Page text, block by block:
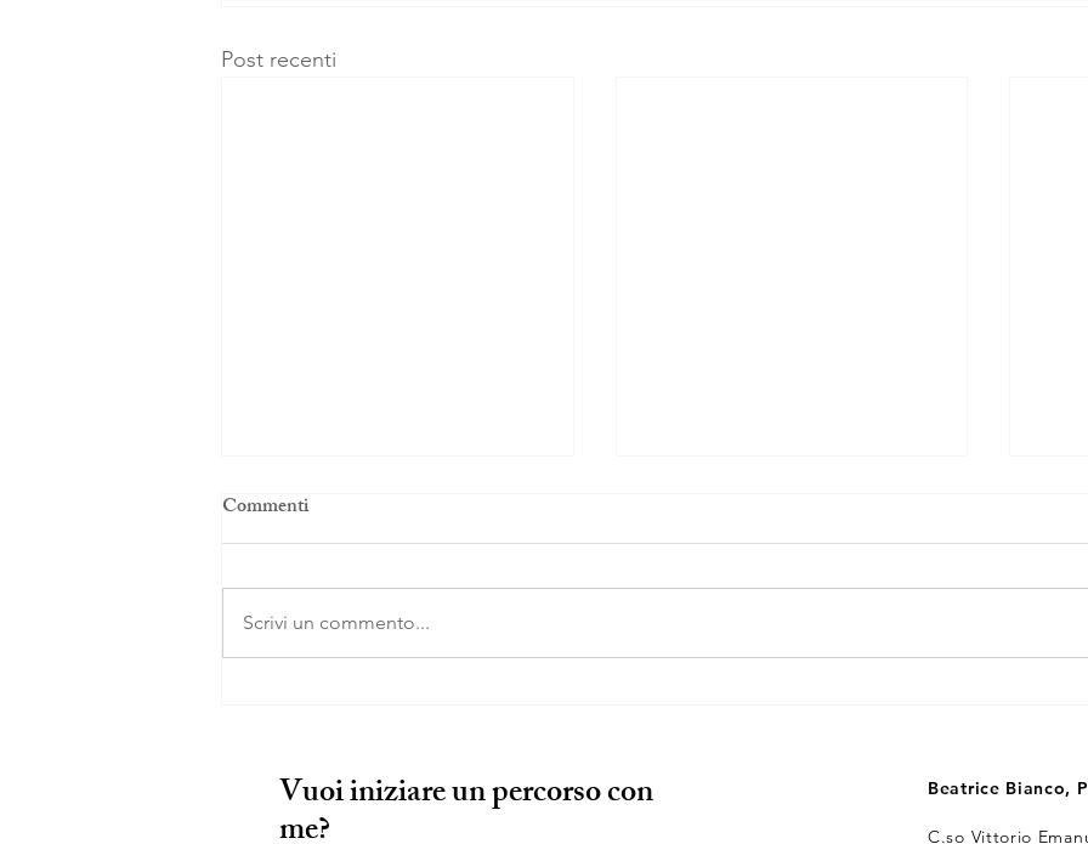
Post recenti
arrabbiati, inibiti, confusi..?
Commenti
Scrivi un commento...
Vuoi iniziare un percorso con Beatrice Bianco,
C.so Vittorio